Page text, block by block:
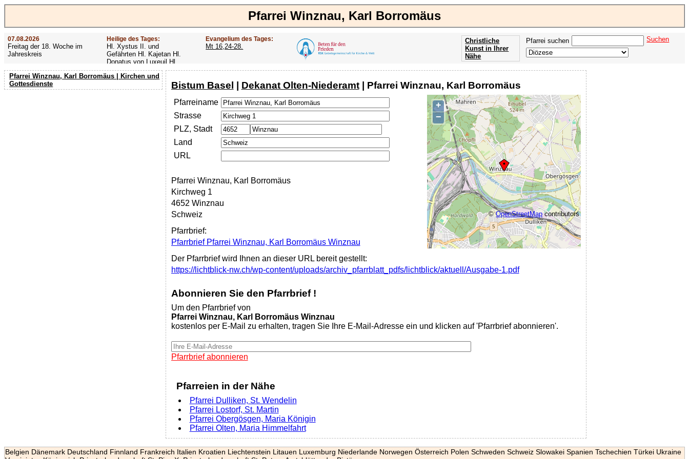
Pfarrei Winznau, Karl Borromäus
07.08.2026
Freitag der 18. Woche im
Jahreskreis
Heilige des Tages:
Hl. Xystus II. und
Gefährten Hl. Kajetan Hl.
Donatus von Luxeuil Hl.
Afra
Evangelium des Tages:
Mt 16,24-28.
Pfarrei suchen Suchen
Christliche
Kunst in Ihrer
Nähe
Pfarrei Winznau, Karl Borromäus | Kirchen und
Gottesdienste
Bistum Basel | Dekanat Olten-Niederamt| Pfarrei Winznau, Karl Borromäus
+
−
©OpenStreetMap contributors
Pfarreiname
Strasse
PLZ, Stadt
Land
URL
Pfarrei Winznau, Karl Borromäus
Kirchweg 1
4652 Winznau
Schweiz
Pfarrbrief:
Pfarrbrief Pfarrei Winznau, Karl Borromäus Winznau
Der Pfarrbrief wird Ihnen an dieser URL bereit gestellt:
https://lichtblick-nw.ch/wp-content/uploads/archiv_pfarrblatt_pdfs/lichtblick/aktuell/Ausgabe-1.pdf
Abonnieren Sie den Pfarrbrief !
Um den Pfarrbrief von
Pfarrei Winznau, Karl Borromäus Winznau
kostenlos per E-Mail zu erhalten, tragen Sie Ihre E-Mail-Adresse ein und klicken auf 'Pfarrbrief abonnieren'.
Pfarrbrief abonnieren
Pfarreien in der Nähe
Pfarrei Dulliken, St. Wendelin
Pfarrei Lostorf, St. Martin
Pfarrei Obergösgen, Maria Königin
Pfarrei Olten, Maria Himmelfahrt
Belgien Dänemark Deutschland Finnland Frankreich Italien Kroatien Liechtenstein Litauen Luxemburg Niederlande Norwegen Österreich Polen Schweden Schweiz Slowakei Spanien Tschechien Türkei Ukraine